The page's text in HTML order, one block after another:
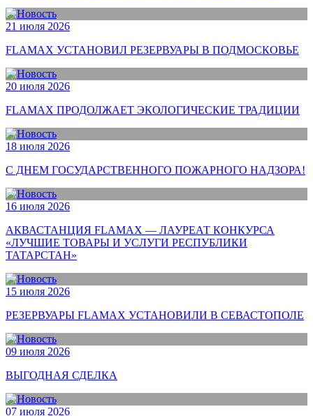
21 июля 2026
FLAMAX УСТАНОВИЛ РЕЗЕРВУАРЫ В ПОДМОСКОВЬЕ
20 июля 2026
FLAMAX ПРОДОЛЖАЕТ ЭКОЛОГИЧЕСКИЕ ТРАДИЦИИ
18 июля 2026
С ДНЕМ ГОСУДАРСТВЕННОГО ПОЖАРНОГО НАДЗОРА!
16 июля 2026
АКВАСТАНЦИЯ FLAMAX — ЛАУРЕАТ КОНКУРСА
«ЛУЧШИЕ ТОВАРЫ И УСЛУГИ РЕСПУБЛИКИ
ТАТАРСТАН»
15 июля 2026
РЕЗЕРВУАРЫ FLAMAX УСТАНОВИЛИ В СЕВАСТОПОЛЕ
09 июля 2026
ВЫГОДНАЯ СДЕЛКА
07 июля 2026